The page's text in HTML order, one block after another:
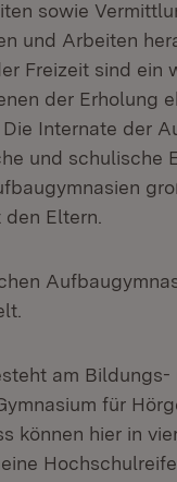
sowie
und Arbeiten
Freizeit sind ein
der Erholung
Internate der
und schulische
Eltern.
am
für
können hier in